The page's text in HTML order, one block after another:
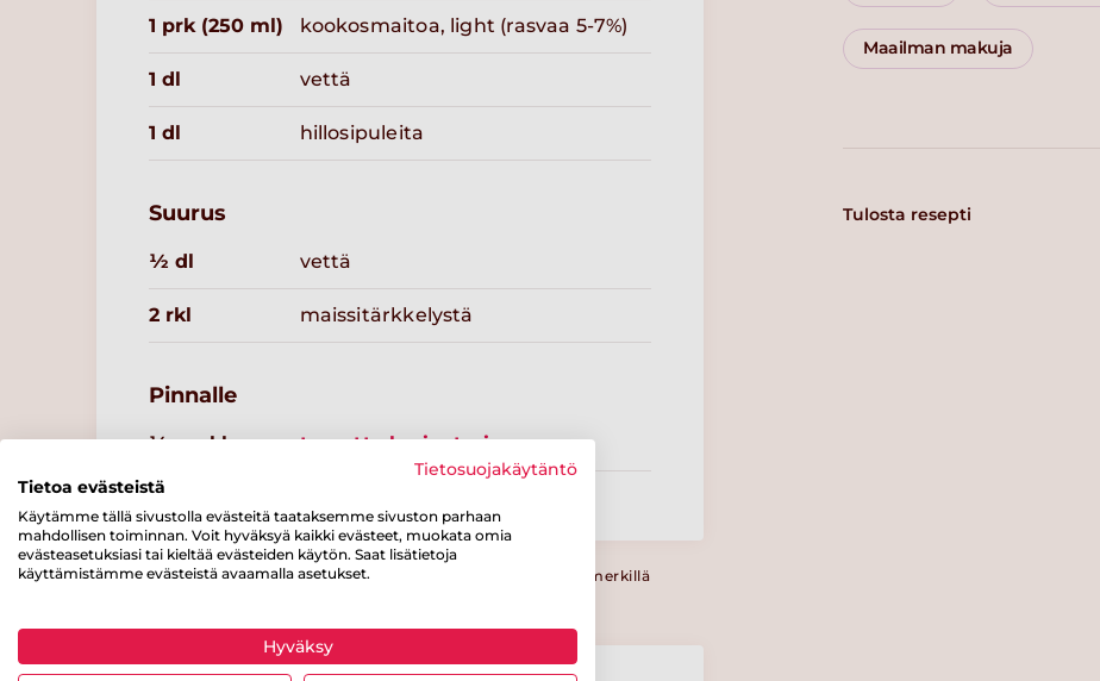
1 prk (250 ml) kookosmaitoa, light (rasvaa 5-7%)
1 dl vettä
1 dl hillosipuleita
Suurus
½ dl vettä
2 rkl maissitärkkelystä
Pinnalle
½ ruukkua tuoretta korianteria
Resepteissä punaisella merkityt tuotteet löydät kaupassa Sydänmerkillä
Maailman makuja
Tulosta resepti
Tietosuojakäytäntö
Tietoa evästeistä
Käytämme tällä sivustolla evästeitä taataksemme sivuston parhaan
mahdollisen toiminnan. Voit hyväksyä kaikki evästeet, muokata omia
evästeasetuksiasi tai kieltää evästeiden käytön. Saat lisätietoja
käyttämistämme evästeistä avaamalla asetukset.
Hyväksy